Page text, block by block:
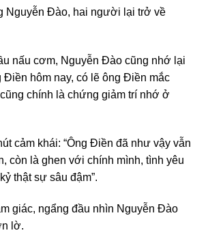
Nguyễn Đào, hai người lại trở về
nấu cơm, Nguyễn Đào cũng nhớ lại
Điền hôm nay, có lẽ ông Điền mắc
chính là chứng giảm trí nhớ ở
cảm khái: “Ông Điền đã như vậy vẫn
còn là ghen với chính mình, tình yêu
thật sự sâu đậm”.
giác, ngẩng đầu nhìn Nguyễn Đào
lờ.